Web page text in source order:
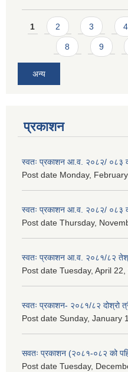
Pages
1 2 3 4
8 9
अन्य
प्रकाशन
स्वतः प्रकाशन आ.व. २०८२/ ०८३
Post date Monday,
स्वतः प्रकाशन आ.व. २०८२/ ०८३
Post date Thursday,
स्वतः प्रकाशन आ.व. २०८१/८२
Post date Tuesday, April
स्वतः प्रकाशन- २०८१/८२ दोश्रो
Post date Sunday, January
सवतः प्रकाशन (२०८१-०८२ को
Post date Tuesday,